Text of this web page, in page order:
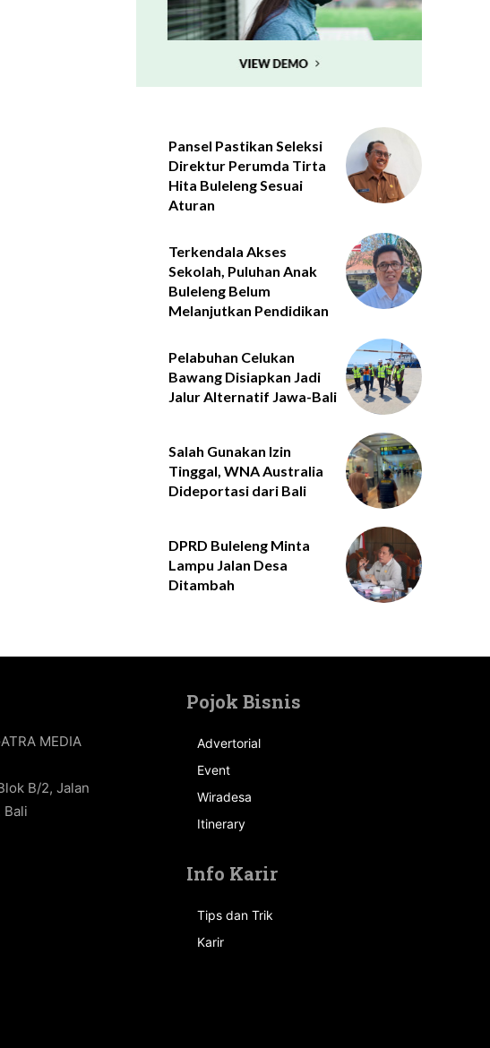
Pansel Pastikan Seleksi
Direktur Perumda Tirta
Hita Buleleng Sesuai
Aturan
Terkendala Akses
Sekolah, Puluhan Anak
Buleleng Belum
Melanjutkan Pendidikan
Pelabuhan Celukan
Bawang Disiapkan Jadi
Jalur Alternatif Jawa-Bali
Salah Gunakan Izin
Tinggal, WNA Australia
Dideportasi dari Bali
DPRD Buleleng Minta
Lampu Jalan Desa
Ditambah
MEDIA
B/2, Jalan
Bali
Pojok Bisnis
Advertorial
Event
Wiradesa
Itinerary
Info Karir
Tips dan Trik
Karir